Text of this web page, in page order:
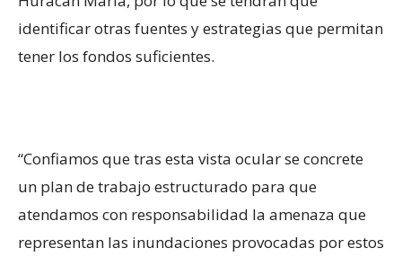
identificar otras fuentes y estrategias que permitan
tener los fondos suficientes.
“Confiamos que tras esta vista ocular se concrete
un plan de trabajo estructurado para que
atendamos con responsabilidad la amenaza que
representan las inundaciones provocadas por estos